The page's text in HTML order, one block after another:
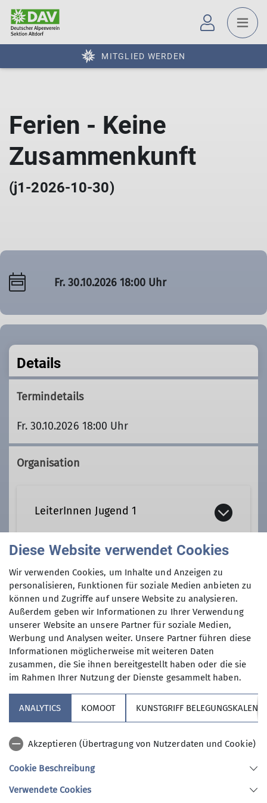
MITGLIED WERDEN
Ferien - Keine
Zusammenkunft
(j1-2026-10-30)
Fr. 30.10.2026 18:00 Uhr
Details
Termindetails
Fr. 30.10.2026 18:00 Uhr
Organisation
LeiterInnen Jugend 1
jugend1@dav-altdorf.de
Gruppe
Jugend 1
Dich interessieren Unternehmungen
fahren möchtest du unbedingt
probieren! Eine Nacht ohne Bett
aus? Mit vollem Gepäck auf dem Bike
in die Fremde! Hast du Lust neue
Dann bist du hier an der richtigen
Sektion
Diese Website verwendet Cookies
Wir verwenden Cookies, um Inhalte und Anzeigen zu
personalisieren, Funktionen für soziale Medien anbieten zu
können und Zugriffe auf unsere Website zu analysieren.
Außerdem geben wir Informationen zu Ihrer Verwendung
unserer Website an unsere Partner für soziale Medien,
Werbung und Analysen weiter. Unsere Partner führen diese
Informationen möglicherweise mit weiteren Daten
zusammen, die Sie ihnen bereitgestellt haben oder die sie
im Rahmen Ihrer Nutzung der Dienste gesammelt haben.
ANALYTICS KOMOOT KUNSTGRIFF
Akzeptieren (Übertragung von Nutzerdaten und Cookie)
Cookie Beschreibung
Verwendete Cookies